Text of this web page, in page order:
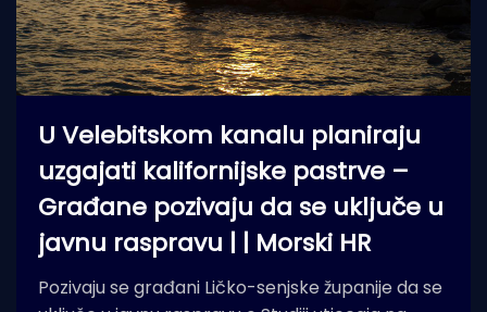
U Velebitskom kanalu planiraju
uzgajati kalifornijske pastrve –
Građane pozivaju da se uključe u
javnu raspravu | | Morski HR
Pozivaju se građani Ličko-senjske županije da se